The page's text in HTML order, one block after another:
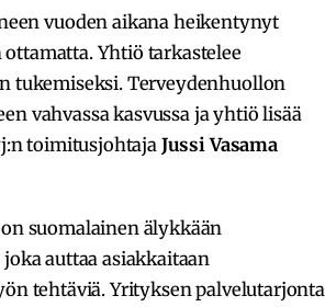
vuoden aikana heikentynyt
Yhtiö tarkastelee
tukemiseksi. Terveydenhuollon
vahvassa kasvussa ja yhtiö lisää
toimitusjohtaja Jussi Vasama
on suomalainen älykkään
auttaa asiakkaitaan
tehtäviä. Yrityksen palvelutarjonta